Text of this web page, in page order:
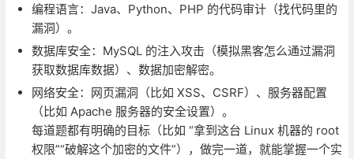
编程语言：Java、Python、PHP 的代码审计（找代码里的
漏洞）。
数据库安全：MySQL 的注入攻击（模拟黑客怎么通过漏洞
获取数据库数据）、数据加密解密。
网络安全：网页漏洞（比如 XSS、CSRF）、服务器配置
（比如 Apache 服务器的安全设置）。
每道题都有明确的目标（比如 “拿到这台 Linux 机器的 root
权限”“破解这个加密的文件”），做完一道，就能掌握一个实